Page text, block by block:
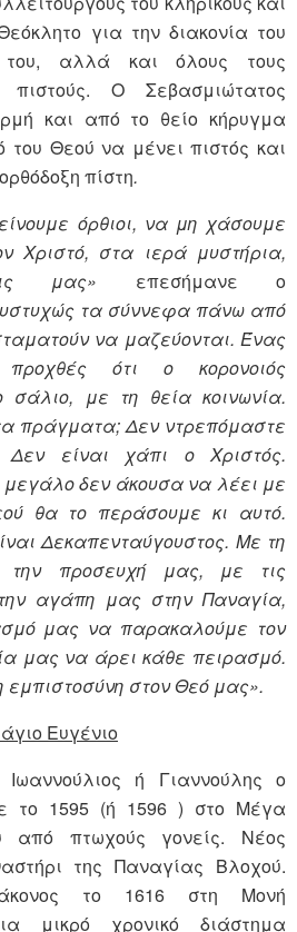
για την διακονία του
αλλά και όλους τους
πιστούς. Ο Σεβασμιώτατος
και από το θείο κήρυγμα
Θεού να μένει πιστός και
πίστη.
όρθιοι, να μη χάσουμε
Χριστό, στα ιερά μυστήρια,
μας» επεσήμανε ο
τα σύννεφα πάνω από
να μαζεύονται. Ένας
ότι ο κορονοιός
σάλιο, με τη θεία κοινωνία.
πράγματα; Δεν ντρεπόμαστε
είναι χάπι ο Χριστός.
μεγάλο δεν άκουσα να λέει με
θα το περάσουμε κι αυτό.
Δεκαπενταύγουστος. Με τη
προσευχή μας, με τις
αγάπη μας στην Παναγία,
μας να παρακαλούμε τον
μας να άρει κάθε πειρασμό.
στον Θεό μας».
Ευγένιο
ή Γιαννούλης ο
το 1595 (ή 1596 ) στο Μέγα
από πτωχούς γονείς. Νέος
της Παναγίας Βλοχού.
το 1616 στη Μονή
μικρό χρονικό διάστημα